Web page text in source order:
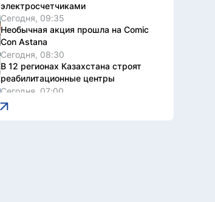
электросчетчиками
Сегодня, 09:35
Необычная акция прошла на Comic
Con Astana
Сегодня, 08:30
В 12 регионах Казахстана строят
реабилитационные центры
Сегодня, 07:00
Какой будет погода в Астане 8